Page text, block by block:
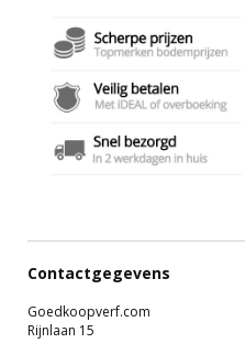
Contactgegevens
Goedkoopverf.com
Rijnlaan 15